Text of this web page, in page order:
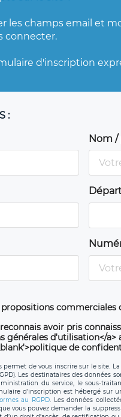
les champs email et
connecter.
d'inscription
:
Nom
commerciales
avoir pris
générales d'utilisation</a>
de
de vous inscrire sur le site.
Les destinataires des données
du service, le sous-
d’inscription est hébergé sur
au RGPD. Les données
vous pouvez demander la